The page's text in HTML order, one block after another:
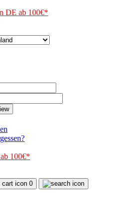
DE ab 100€*
100€*
0